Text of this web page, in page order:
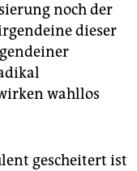
noch der
dieser
wahllos
gescheitert ist